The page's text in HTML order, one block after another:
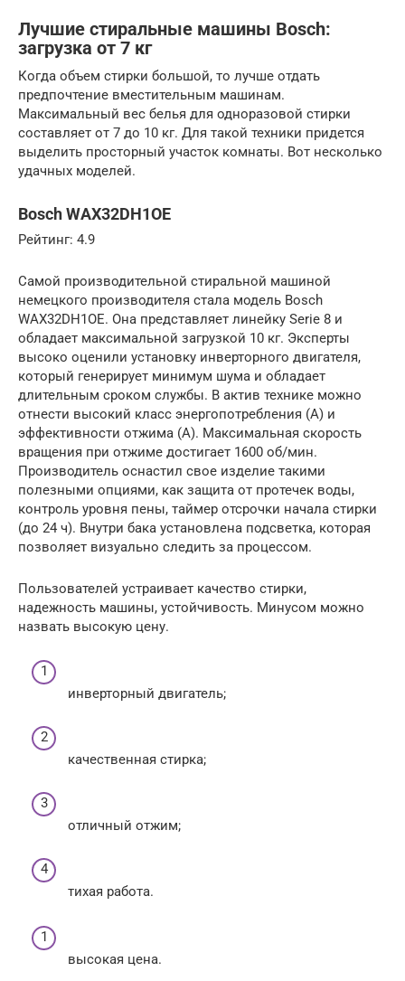
Лучшие стиральные машины Bosch:
загрузка от 7 кг
Когда объем стирки большой, то лучше отдать
предпочтение вместительным машинам.
Максимальный вес белья для одноразовой стирки
составляет от 7 до 10 кг. Для такой техники придется
выделить просторный участок комнаты. Вот несколько
удачных моделей.
Bosch WAX32DH1OE
Рейтинг: 4.9
Самой производительной стиральной машиной
немецкого производителя стала модель Bosch
WAX32DH1OE. Она представляет линейку Serie 8 и
обладает максимальной загрузкой 10 кг. Эксперты
высоко оценили установку инверторного двигателя,
который генерирует минимум шума и обладает
длительным сроком службы. В актив технике можно
отнести высокий класс энергопотребления (А) и
эффективности отжима (А). Максимальная скорость
вращения при отжиме достигает 1600 об/мин.
Производитель оснастил свое изделие такими
полезными опциями, как защита от протечек воды,
контроль уровня пены, таймер отсрочки начала стирки
(до 24 ч). Внутри бака установлена подсветка, которая
позволяет визуально следить за процессом.
Пользователей устраивает качество стирки,
надежность машины, устойчивость. Минусом можно
назвать высокую цену.
инверторный двигатель;
качественная стирка;
отличный отжим;
тихая работа.
высокая цена.